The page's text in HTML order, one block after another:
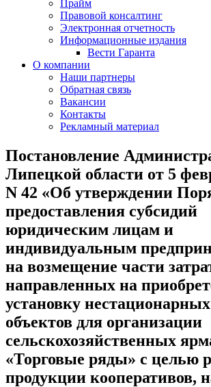
Прайм
Правовой консалтинг
Электронная отчетность
Информационные издания
Вести Гаранта
О компании
Наши партнеры
Обратная связь
Вакансии
Контакты
Рекламный материал
Постановление
Липецкой области от 5
N 42 «Об утверждении
предоставления субсидий
юридическим лицам и
индивидуальным
на возмещение части
направленных на
установку
объектов для организации
сельскохозяйственных
«Торговые ряды» с целью
продукции кооперативов,